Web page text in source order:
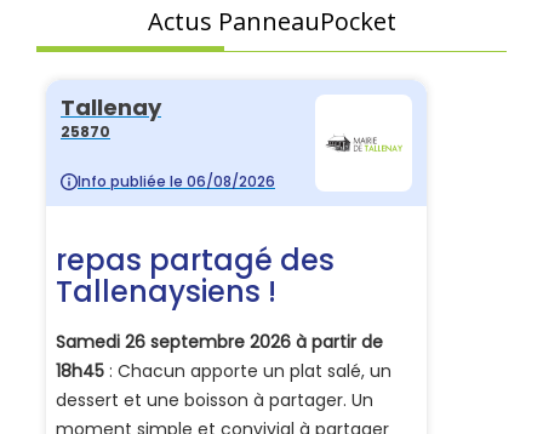
Actus PanneauPocket